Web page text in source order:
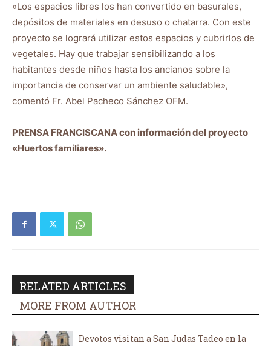
«Los espacios libres los han convertido en basurales,
depósitos de materiales en desuso o chatarra. Con este
proyecto se logrará utilizar estos espacios y cubrirlos de
vegetales. Hay que trabajar sensibilizando a los
habitantes desde niños hasta los ancianos sobre la
importancia de conservar un ambiente saludable»,
comentó Fr. Abel Pacheco Sánchez OFM.
PRENSA FRANCISCANA con información del proyecto
«Huertos familiares».
RELATED ARTICLES
MORE FROM AUTHOR
Devotos visitan a San Judas Tadeo en la